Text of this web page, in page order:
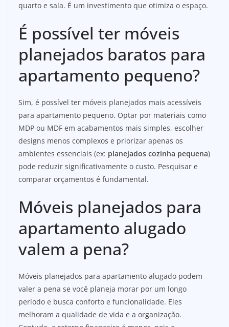
quarto e sala. É um investimento que otimiza o espaço.
É possível ter móveis
planejados baratos para
apartamento pequeno?
Sim, é possível ter móveis planejados mais acessíveis
para apartamento pequeno. Optar por materiais como
MDP ou MDF em acabamentos mais simples, escolher
designs menos complexos e priorizar apenas os
ambientes essenciais (ex: planejados cozinha pequena)
pode reduzir significativamente o custo. Pesquisar e
comparar orçamentos é fundamental.
Móveis planejados para
apartamento alugado
valem a pena?
Móveis planejados para apartamento alugado podem
valer a pena se você planeja morar por um longo
período e busca conforto e funcionalidade. Eles
melhoram a qualidade de vida e a organização.